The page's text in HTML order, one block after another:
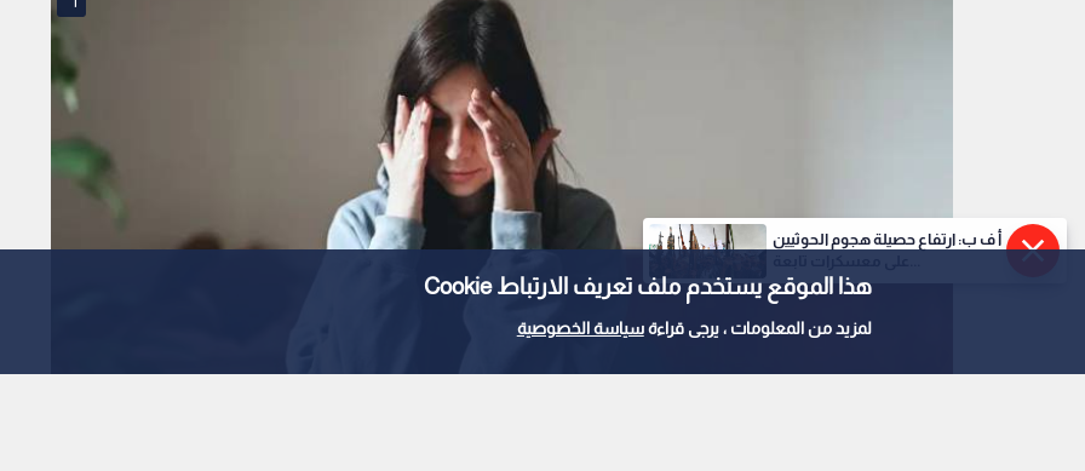
هذا الموقع يستخدم ملف تعريف الارتباط Cookie
لمزيد من المعلومات ، يرجى قراءةسياسة الخصوصية
أ ف ب: ارتفاع حصيلة هجوم الحوثيين